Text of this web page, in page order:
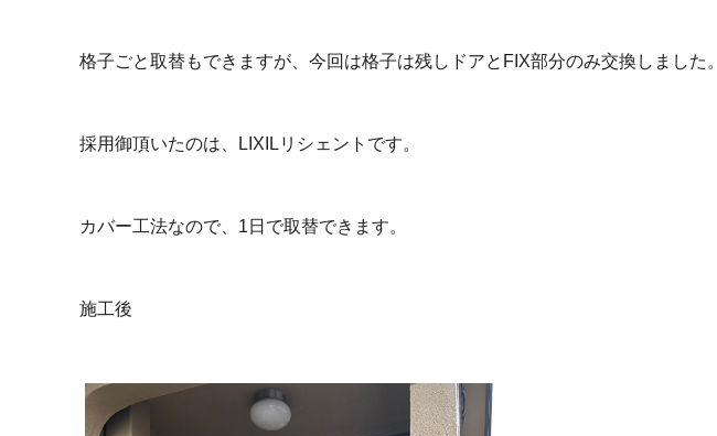
格子ごと取替もできますが、今回は格子は残しドアとFIX部分のみ交換しました。
採用御頂いたのは、LIXILリシェントです。
カバー工法なので、1日で取替できます。
施工後